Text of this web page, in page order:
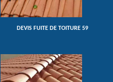
DEVIS FUITE DE TOITURE 59